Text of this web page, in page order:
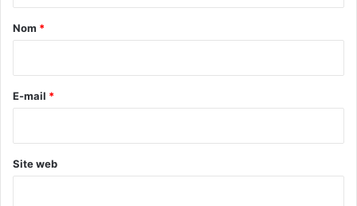
a
e
Nom *
E-mail *
Site web